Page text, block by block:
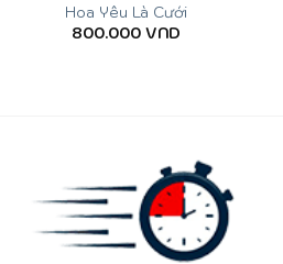
Hoa Yêu Là Cưới
800.000 VND